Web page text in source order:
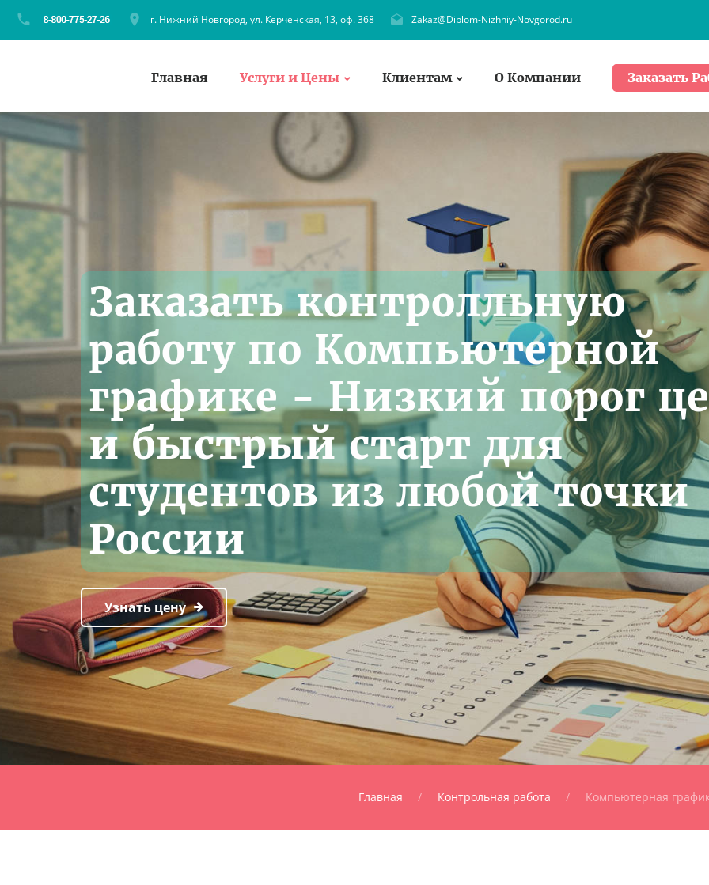
г. Нижний Новгород, ул. Керченская, 13, оф. 368 Zakaz@Diplom-Nizhniy-Novgorod.ru
Главная Услуги и Цены Клиентам О Компании Заказать
Заказать контpолльную
работу по Компьютeрной
грaфикe - Низкий порог
и быстрый старт для
студентов из любой точки
России
Узнать цену
Главная Контрольная работа Компьютерная